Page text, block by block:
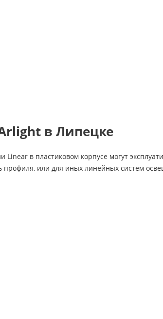
в Липецке
в пластиковом корпусе могут
профиля, или для иных линейных систем